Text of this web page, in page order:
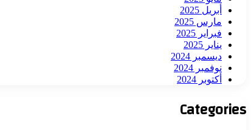
أبريل 2025
مارس 2025
فبراير 2025
يناير 2025
ديسمبر 2024
نوفمبر 2024
أكتوبر 2024
Categories